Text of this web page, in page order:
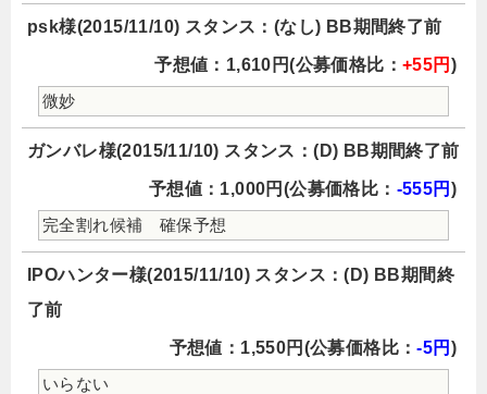
psk様(2015/11/10) スタンス：(なし) BB期間終了前
予想値：1,610円(公募価格比： +55円 )
微妙
ガンバレ様(2015/11/10) スタンス：(D) BB期間終了前
予想値：1,000円(公募価格比： -555円 )
完全割れ候補 確保予想
IPOハンター様(2015/11/10) スタンス：(D) BB期間終
了前
予想値：1,550円(公募価格比：-5円 )
いらない